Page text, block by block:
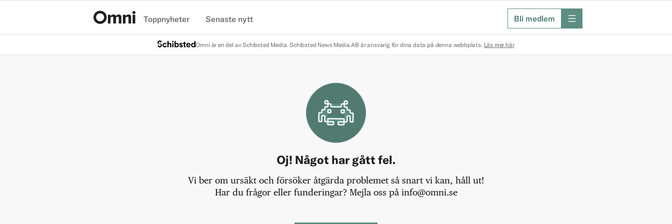
Toppnyheter Senaste nytt Bli medlem meny
Omni är en del av Schibsted Media. Schibsted News Media AB är ansvarig för dina data på denna webbplats. Läs mer här
Oj! Något har gått fel.
Vi ber om ursäkt och försöker åtgärda problemet så snart vi kan, håll ut!
Har du frågor eller funderingar? Mejla oss på info@omni.se